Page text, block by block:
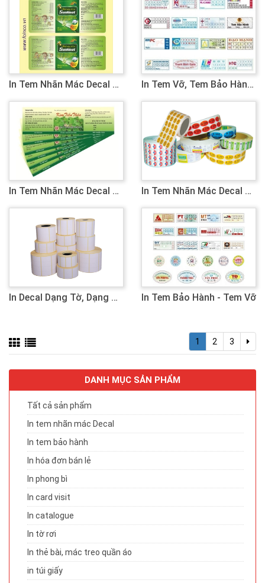
In Tem Nhãn Mác Decal Lấy Ngay In Tem Vỡ, Tem Bảo Hành Lấy Ngay
In Tem Nhãn Mác Decal Dạng Tờ In Tem Nhãn Mác Decal Dạng Cuộn
In Decal Dạng Tờ, Dạng Cuộn Bế Sẵn In Tem Bảo Hành - Tem Vỡ
1 2 3
DANH MỤC SẢN PHẨM
Tất cả sản phẩm
In tem nhãn mác Decal
In tem bảo hành
In hóa đơn bán lẻ
In phong bì
In card visit
In catalogue
In tờ rơi
In thẻ bài, mác treo quần áo
in túi giấy